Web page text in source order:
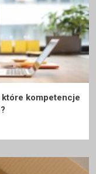
kompetencje